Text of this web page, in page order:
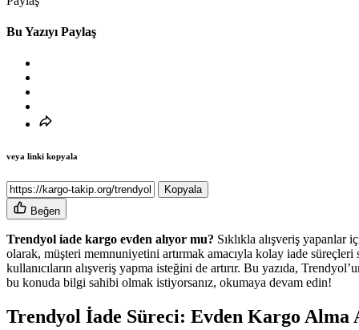
Bu Yazıyı Paylaş
veya linki kopyala
Kopyala
Beğen
Trendyol iade kargo evden alıyor mu? Sıklıkla alışveriş
olarak, müşteri memnuniyetini artırmak amacıyla kolay iade
kullanıcıların alışveriş yapma isteğini de artırır. Bu yazıda,
bu konuda bilgi sahibi olmak istiyorsanız, okumaya devam edin!
Trendyol İade Süreci: Evden Kargo Alma